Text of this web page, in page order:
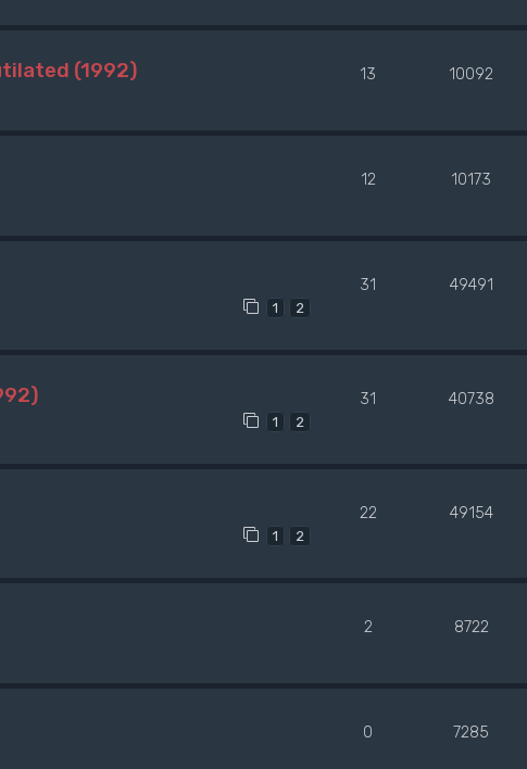
(1992) 13 10092
12 10173
1 2
31 49491
1 2
31 40738
1 2
22 49154
2 8722
0 7285